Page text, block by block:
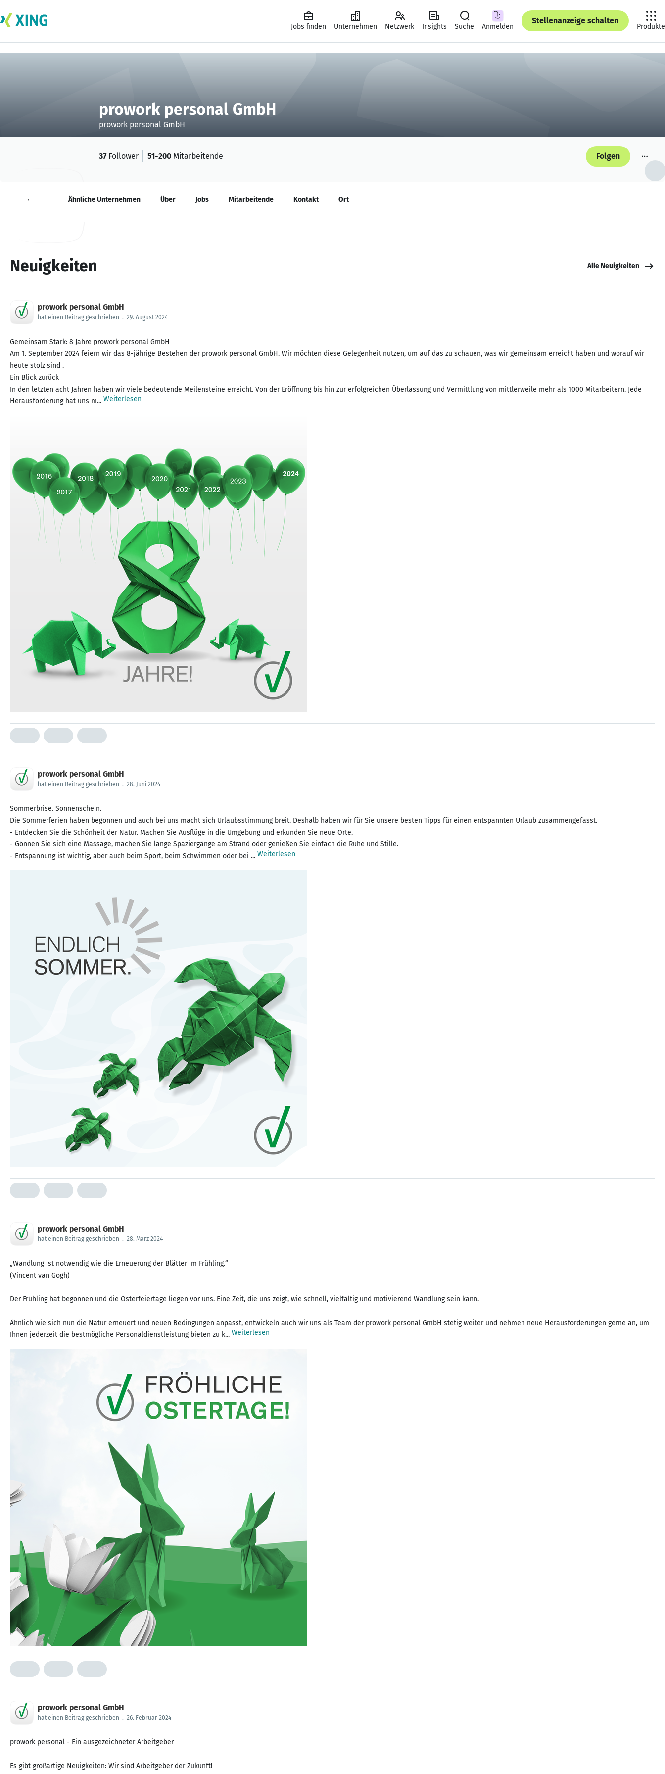
Jobs finden Unternehmen Netzwerk Insights Suche Anmelden
Stellenanzeige schalten
Produkte
prowork personal GmbH
prowork personal GmbH
37Follower 51-200 Mitarbeitende Folgen
Neuigkeiten Ähnliche Unternehmen Über Jobs Mitarbeitende Kontakt Ort
Neuigkeiten Alle Neuigkeiten
prowork personal GmbH
hat einen Beitrag geschrieben . 29. August 2024
Gemeinsam Stark: 8 Jahre prowork personal GmbH
Am 1. September 2024 feiern wir das 8-jährige Bestehen der prowork personal GmbH. Wir möchten diese Gelegenheit nutzen, um auf das zu schauen, was wir gemeinsam erreicht haben und worauf wir
heute stolz sind .
Ein Blick zurück
In den letzten acht Jahren haben wir viele bedeutende Meilensteine erreicht. Von der Eröffnung bis hin zur erfolgreichen Überlassung und Vermittlung von mittlerweile mehr als 1000 Mitarbeitern. Jede
Herausforderung hat uns m... Weiterlesen
prowork personal GmbH
hat einen Beitrag geschrieben . 28. Juni 2024
Sommerbrise. Sonnenschein.
Die Sommerferien haben begonnen und auch bei uns macht sich Urlaubsstimmung breit. Deshalb haben wir für Sie unsere besten Tipps für einen entspannten Urlaub zusammengefasst.
- Entdecken Sie die Schönheit der Natur. Machen Sie Ausflüge in die Umgebung und erkunden Sie neue Orte.
- Gönnen Sie sich eine Massage, machen Sie lange Spaziergänge am Strand oder genießen Sie einfach die Ruhe und Stille.
- Entspannung ist wichtig, aber auch beim Sport, beim Schwimmen oder bei ... Weiterlesen
prowork personal GmbH
hat einen Beitrag geschrieben . 28. März 2024
„Wandlung ist notwendig wie die Erneuerung der Blätter im Frühling.“
(Vincent van Gogh)
Der Frühling hat begonnen und die Osterfeiertage liegen vor uns. Eine Zeit, die uns zeigt, wie schnell, vielfältig und motivierend Wandlung sein kann.
Ähnlich wie sich nun die Natur erneuert und neuen Bedingungen anpasst, entwickeln auch wir uns als Team der prowork personal GmbH stetig weiter und nehmen neue Herausforderungen gerne an, um
Ihnen jederzeit die bestmögliche Personaldienstleistung bieten zu k... Weiterlesen
prowork personal GmbH
hat einen Beitrag geschrieben . 26. Februar 2024
prowork personal - Ein ausgezeichneter Arbeitgeber
Es gibt großartige Neuigkeiten: Wir sind Arbeitgeber der Zukunft!